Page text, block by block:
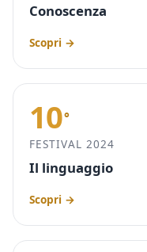
Conoscenza
Scopri →
10°
FESTIVAL 2024
Il linguaggio
Scopri →